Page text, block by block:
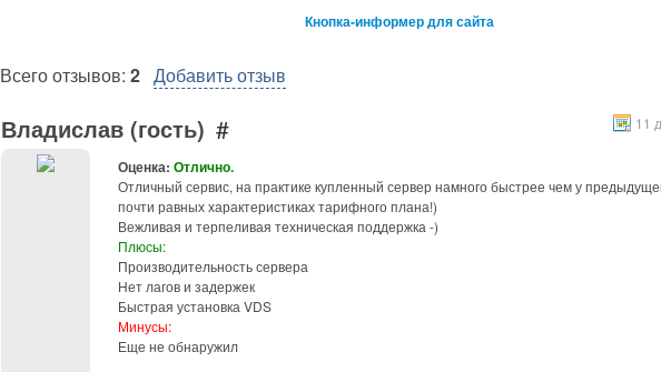
Кнопка-информер для сайта
Всего отзывов: 2 Добавить отзыв
Владислав (гость) # 11
Оценка: Отлично.
Отличный сервис, на практике купленный сервер намного быстрее чем у
почти равных характеристиках тарифного плана!)
Вежливая и терпеливая техническая поддержка -)
Плюсы:
Производительность сервера
Нет лагов и задержек
Быстрая установка VDS
Минусы:
Еще не обнаружил